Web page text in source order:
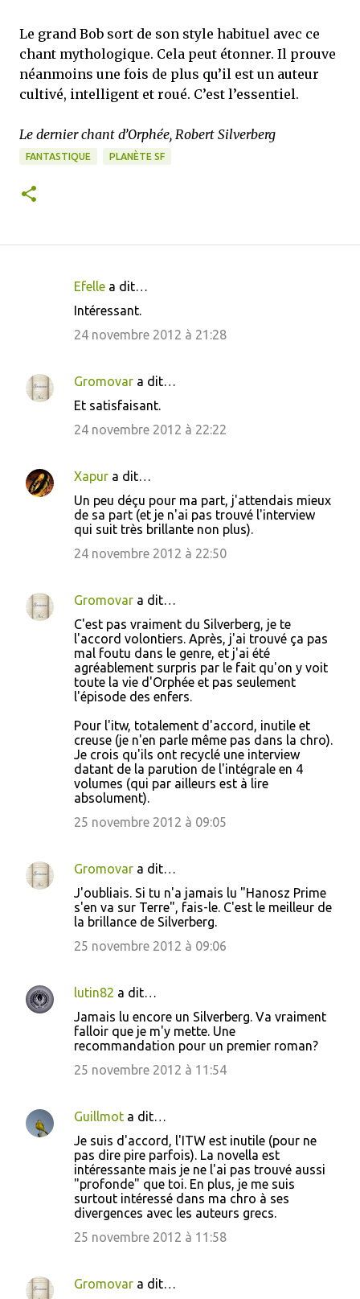
Le grand Bob sort de son style habituel avec ce
chant mythologique. Cela peut étonner. Il prouve
néanmoins une fois de plus qu’il est un auteur
cultivé, intelligent et roué. C’est l’essentiel.
Le dernier chant d’Orphée, Robert Silverberg
FANTASTIQUE PLANÈTE SF
e
i
r
Efelle a dit…
Intéressant.
24 novembre 2012 à 21:28
Gromovar a dit…
Et satisfaisant.
24 novembre 2012 à 22:22
Xapur a dit…
Un peu déçu pour ma part, j'attendais mieux
de sa part (et je n'ai pas trouvé l'interview
qui suit très brillante non plus).
24 novembre 2012 à 22:50
Gromovar a dit…
C'est pas vraiment du Silverberg, je te
l'accord volontiers. Après, j'ai trouvé ça pas
mal foutu dans le genre, et j'ai été
agréablement surpris par le fait qu'on y voit
toute la vie d'Orphée et pas seulement
l'épisode des enfers.
Pour l'itw, totalement d'accord, inutile et
creuse (je n'en parle même pas dans la chro).
Je crois qu'ils ont recyclé une interview
datant de la parution de l'intégrale en 4
volumes (qui par ailleurs est à lire
absolument).
25 novembre 2012 à 09:05
Gromovar a dit…
J'oubliais. Si tu n'a jamais lu "Hanosz Prime
s'en va sur Terre", fais-le. C'est le meilleur de
la brillance de Silverberg.
25 novembre 2012 à 09:06
lutin82 a dit…
Jamais lu encore un Silverberg. Va vraiment
falloir que je m'y mette. Une
recommandation pour un premier roman?
25 novembre 2012 à 11:54
Guillmot a dit…
Je suis d'accord, l'ITW est inutile (pour ne
pas dire pire parfois). La novella est
intéressante mais je ne l'ai pas trouvé aussi
"profonde" que toi. En plus, je me suis
surtout intéressé dans ma chro à ses
divergences avec les auteurs grecs.
25 novembre 2012 à 11:58
Gromovar a dit…